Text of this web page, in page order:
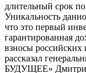
длительный срок
Уникальность
что это первый
гарантированная
взносы
рассказал
БУДУЩЕЕ»